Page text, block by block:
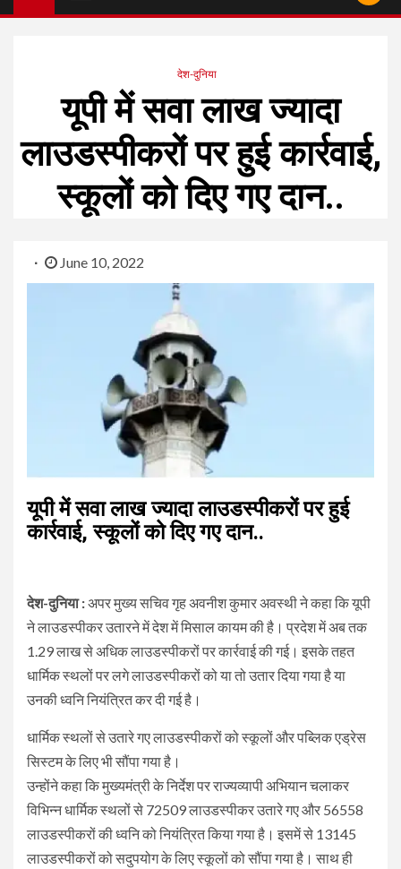
देश-दुनिया
यूपी में सवा लाख ज्यादा
लाउडस्पीकरों पर हुई कार्रवाई,
स्कूलों को दिए गए दान..
June 10, 2022
यूपी में सवा लाख ज्यादा लाउडस्पीकरों पर हुई
कार्रवाई, स्कूलों को दिए गए दान..
देश-दुनिया :अपर मुख्य सचिव गृह अवनीश कुमार अवस्थी ने कहा कि यूपी
ने लाउडस्पीकर उतारने में देश में मिसाल कायम की है। प्रदेश में अब तक
1.29 लाख से अधिक लाउडस्पीकरों पर कार्रवाई की गई। इसके तहत
धार्मिक स्थलों पर लगे लाउडस्पीकरों को या तो उतार दिया गया है या
उनकी ध्वनि नियंत्रित कर दी गई है।
धार्मिक स्थलों से उतारे गए लाउडस्पीकरों को स्कूलों और पब्लिक एड्रेस
सिस्टम के लिए भी सौंपा गया है।
उन्होंने कहा कि मुख्यमंत्री के निर्देश पर राज्यव्यापी अभियान चलाकर
विभिन्न धार्मिक स्थलों से 72509 लाउडस्पीकर उतारे गए और 56558
लाउडस्पीकरों की ध्वनि को नियंत्रित किया गया है। इसमें से 13145
लाउडस्पीकरों को सदुपयोग के लिए स्कूलों को सौंपा गया है। साथ ही